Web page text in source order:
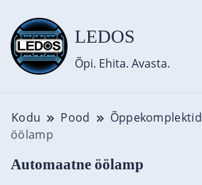
LEDOS
Õpi. Ehita. Avasta.
Kodu Pood Õppekomplektid
öölamp
Automaatne öölamp